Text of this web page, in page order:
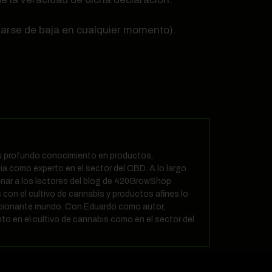
de baja en cualquier momento).
profundo conocimiento en productos,
como experto en el sector del CBD. A lo largo
a los lectores del blog de 420GrowShop
el cultivo de cannabis y productos afines lo
mundo. Con Eduardo como autor,
en el cultivo de cannabis como en el sector del